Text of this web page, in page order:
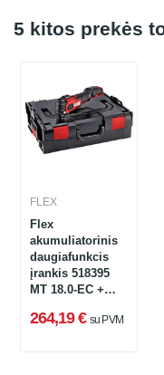
5 kitos prekės
FLEX
Flex
akumuliatorinis
daugiafunkcis
įrankis 518395
MT 18.0-EC +
akumuliatoriaus
264,19 € su PVM